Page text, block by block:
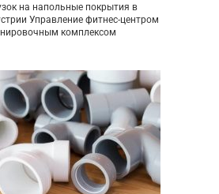
на напольные покрытия в
Управление фитнес-центром
комплексом